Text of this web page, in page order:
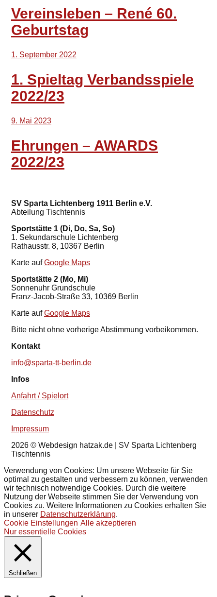
Vereinsleben – René 60.
Geburtstag
1. September 2022
1. Spieltag Verbandsspiele
2022/23
9. Mai 2023
Ehrungen – AWARDS
2022/23
SV Sparta Lichtenberg 1911 Berlin e.V.
Abteilung Tischtennis
Sportstätte 1 (Di, Do, Sa, So)
1. Sekundarschule Lichtenberg
Rathausstr. 8, 10367 Berlin
Karte aufGoogle Maps
Sportstätte 2 (Mo, Mi)
Sonnenuhr Grundschule
Franz-Jacob-Straße 33, 10369 Berlin
Karte aufGoogle Maps
Bitte nicht ohne vorherige Abstimmung vorbeikommen.
Kontakt
info@sparta-tt-berlin.de
Infos
Anfahrt / Spielort
Datenschutz
Impressum
2026 © Webdesign hatzak.de | SV Sparta Lichtenberg
Tischtennis
Verwendung von Cookies: Um unsere Webseite für Sie
optimal zu gestalten und verbessern zu können, verwenden
wir technisch notwendige Cookies. Durch die weitere
Nutzung der Webseite stimmen Sie der Verwendung von
Cookies zu. Weitere Informationen zu Cookies erhalten Sie
in unserer Datenschutzerklärung.
Cookie Einstellungen Alle akzeptieren
Nur essentielle Cookies
Schließen